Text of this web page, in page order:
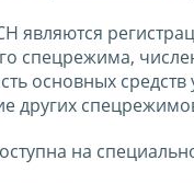
являются
спецрежима,
основных
других
на